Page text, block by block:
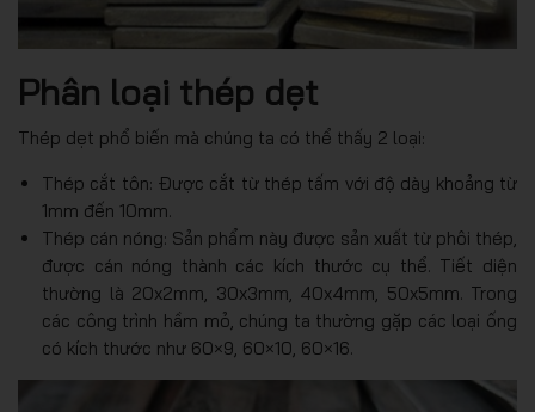
Phân loại thép dẹt
Thép dẹt phổ biến mà chúng ta có thể thấy 2 loại:
Thép cắt tôn: Được cắt từ thép tấm với độ dày khoảng từ
1mm đến 10mm.
Thép cán nóng: Sản phẩm này được sản xuất từ phôi thép,
được cán nóng thành các kích thước cụ thể. Tiết diện
thường là 20x2mm, 30x3mm, 40x4mm, 50x5mm. Trong
các công trình hầm mỏ, chúng ta thường gặp các loại ống
có kích thước như 60×9, 60×10, 60×16.